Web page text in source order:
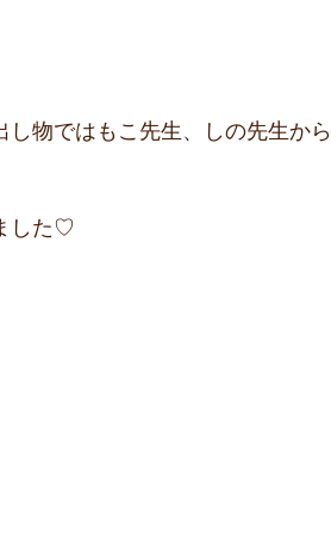
物ではもこ先生、しの先生から
した♡